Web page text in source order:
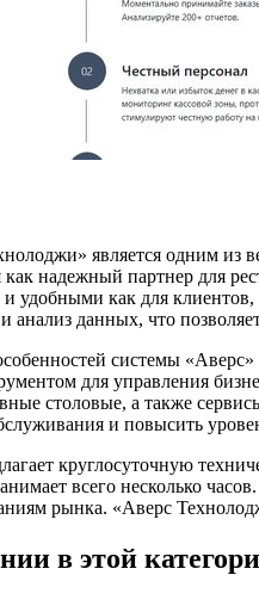
является одним из
как надежный партнер для
удобными как для клиентов,
анализ данных, что
системы «Аверс»
для управления
столовые, а также
и повысить
круглосуточную
всего несколько
рынка. «Аверс
в этой